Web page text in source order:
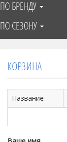
ПО БРЕНДУ
ПО СЕЗОНУ
КОРЗИНА
Название